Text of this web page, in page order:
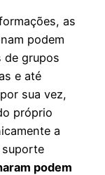
as
podem
de grupos
e até
sua vez,
próprio
a
podem